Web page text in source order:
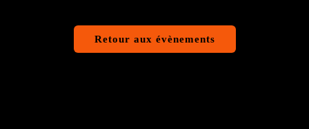
Retour aux évènements